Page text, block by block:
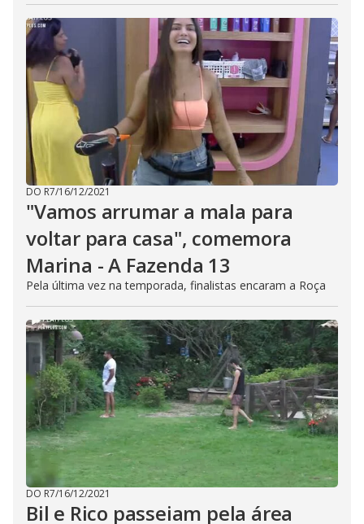
DO R7/16/12/2021
"Vamos arrumar a mala para
voltar para casa", comemora
Marina - A Fazenda 13
Pela última vez na temporada, finalistas encaram a Roça
DO R7/16/12/2021
Bil e Rico passeiam pela área